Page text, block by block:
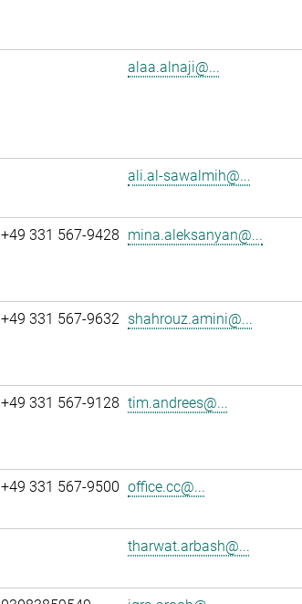
alaa.alnaji@...
ali.al-sawalmih@...
+49 331 567-9428 mina.aleksanyan@...
+49 331 567-9632 shahrouz.amini@...
+49 331 567-9128 tim.andrees@...
+49 331 567-9500 office.cc@...
tharwat.arbash@...